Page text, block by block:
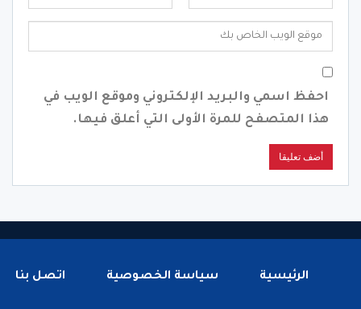
احفظ اسمي والبريد الإلكتروني وموقع الويب في
هذا المتصفح للمرة الأولى التي أعلق فيها.
الرئيسية سياسة الخصوصية اتصل بنا